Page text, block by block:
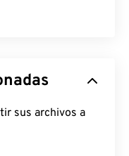
sus archivos a